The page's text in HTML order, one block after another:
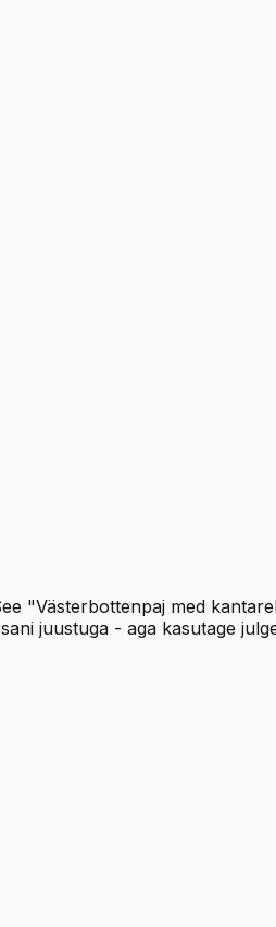
"Västerbottenpaj med
juustuga - aga kasutage